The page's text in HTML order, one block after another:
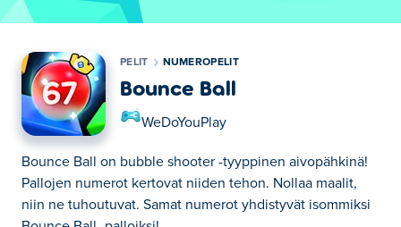
PELIT NUMEROPELIT
Bounce Ball
WeDoYouPlay
Bounce Ball on bubble shooter -tyyppinen aivopähkinä!
Pallojen numerot kertovat niiden tehon. Nollaa maalit,
niin ne tuhoutuvat. Samat numerot yhdistyvät isommiksi